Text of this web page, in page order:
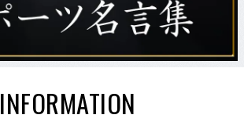
INFORMATION